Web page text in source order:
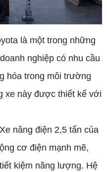
là một trong những
nghiệp có nhu cầu
hóa trong môi trường
xe này được thiết kế với
nâng điện 2,5 tấn của
cơ điện mạnh mẽ,
kiệm năng lượng. Hệ